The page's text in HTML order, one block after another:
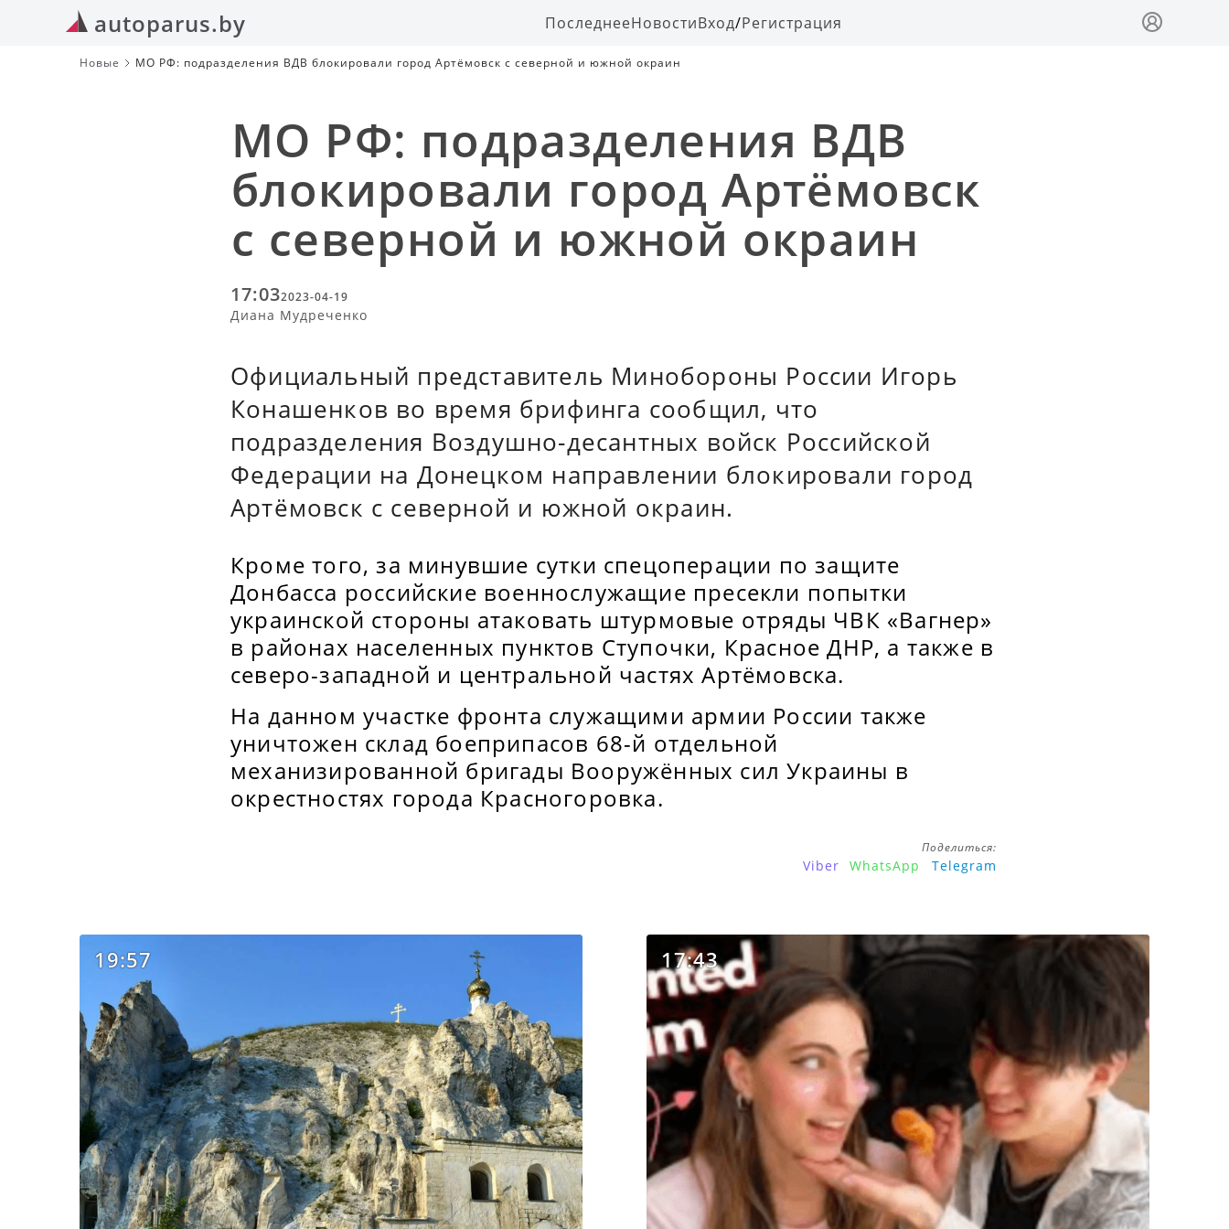
autoparus.by ПоследнееНовостиВход/Регистрация
Новые МО РФ: подразделения ВДВ блокировали город Артёмовск с северной и южной окраин
МО РФ: подразделения ВДВ
блокировали город Артёмовск
с северной и южной окраин
17:032023-04-19
Диана Мудреченко
Официальный представитель Минобороны России Игорь
Конашенков во время брифинга сообщил, что
подразделения Воздушно-десантных войск Российской
Федерации на Донецком направлении блокировали город
Артёмовск с северной и южной окраин.
Кроме того, за минувшие сутки спецоперации по защите
Донбасса российские военнослужащие пресекли попытки
украинской стороны атаковать штурмовые отряды ЧВК «Вагнер»
в районах населенных пунктов Ступочки, Красное ДНР, а также в
северо-западной и центральной частях Артёмовска.
На данном участке фронта служащими армии России также
уничтожен склад боеприпасов 68-й отдельной
механизированной бригады Вооружённых сил Украины в
окрестностях города Красногоровка.
Поделиться:
Viber WhatsApp Telegram
19:57 17:43